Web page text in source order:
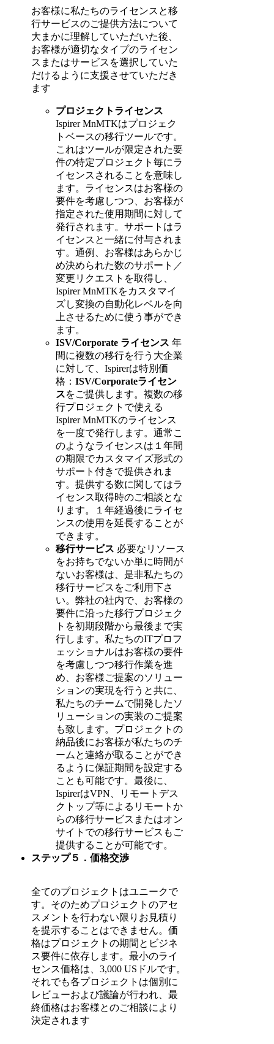
お客様に私たちのライセンスと移
行サービスのご提供方法について
大まかに理解していただいた後、
お客様が適切なタイプのライセン
スまたはサービスを選択していた
だけるように支援させていただき
ます
プロジェクトライセンス
Ispirer MnMTKはプロジェク
トベースの移行ツールです。
これはツールが限定された要
件の特定プロジェクト毎にラ
イセンスされることを意味し
ます。ライセンスはお客様の
要件を考慮しつつ、お客様が
指定された使用期間に対して
発行されます。サポートはラ
イセンスと一緒に付与されま
す。通例、お客様はあらかじ
め決められた数のサポート／
変更リクエストを取得し、
Ispirer MnMTKをカスタマイ
ズし変換の自動化レベルを向
上させるために使う事ができ
ます。
ISV/Corporate ライセンス 年
間に複数の移行を行う大企業
に対して、Ispirerは特別価
格： ISV/Corporateライセン
スをご提供します。複数の移
行プロジェクトで使える
Ispirer MnMTKのライセンス
を一度で発行します。通常こ
のようなライセンスは１年間
の期限でカスタマイズ形式の
サポート付きで提供されま
す。提供する数に関してはラ
イセンス取得時のご相談とな
ります。１年経過後にライセ
ンスの使用を延長することが
できます。
移行サービス 必要なリソース
をお持ちでないか単に時間が
ないお客様は、是非私たちの
移行サービスをご利用下さ
い。弊社の社内で、お客様の
要件に沿った移行プロジェク
トを初期段階から最後まで実
行します。私たちのITプロフ
ェッショナルはお客様の要件
を考慮しつつ移行作業を進
め、お客様ご提案のソリュー
ションの実現を行うと共に、
私たちのチームで開発したソ
リューションの実装のご提案
も致します。プロジェクトの
納品後にお客様が私たちのチ
ームと連絡が取ることができ
るように保証期間を設定する
ことも可能です。最後に、
IspirerはVPN、リモートデス
クトップ等によるリモートか
らの移行サービスまたはオン
サイトでの移行サービスもご
提供することが可能です。
ステップ５．価格交渉
全てのプロジェクトはユニークで
す。そのためプロジェクトのアセ
スメントを行わない限りお見積り
を提示することはできません。価
格はプロジェクトの期間とビジネ
ス要件に依存します。最小のライ
センス価格は、3,000 USドルです。
それでも各プロジェクトは個別に
レビューおよび議論が行われ、最
終価格はお客様とのご相談により
決定されます